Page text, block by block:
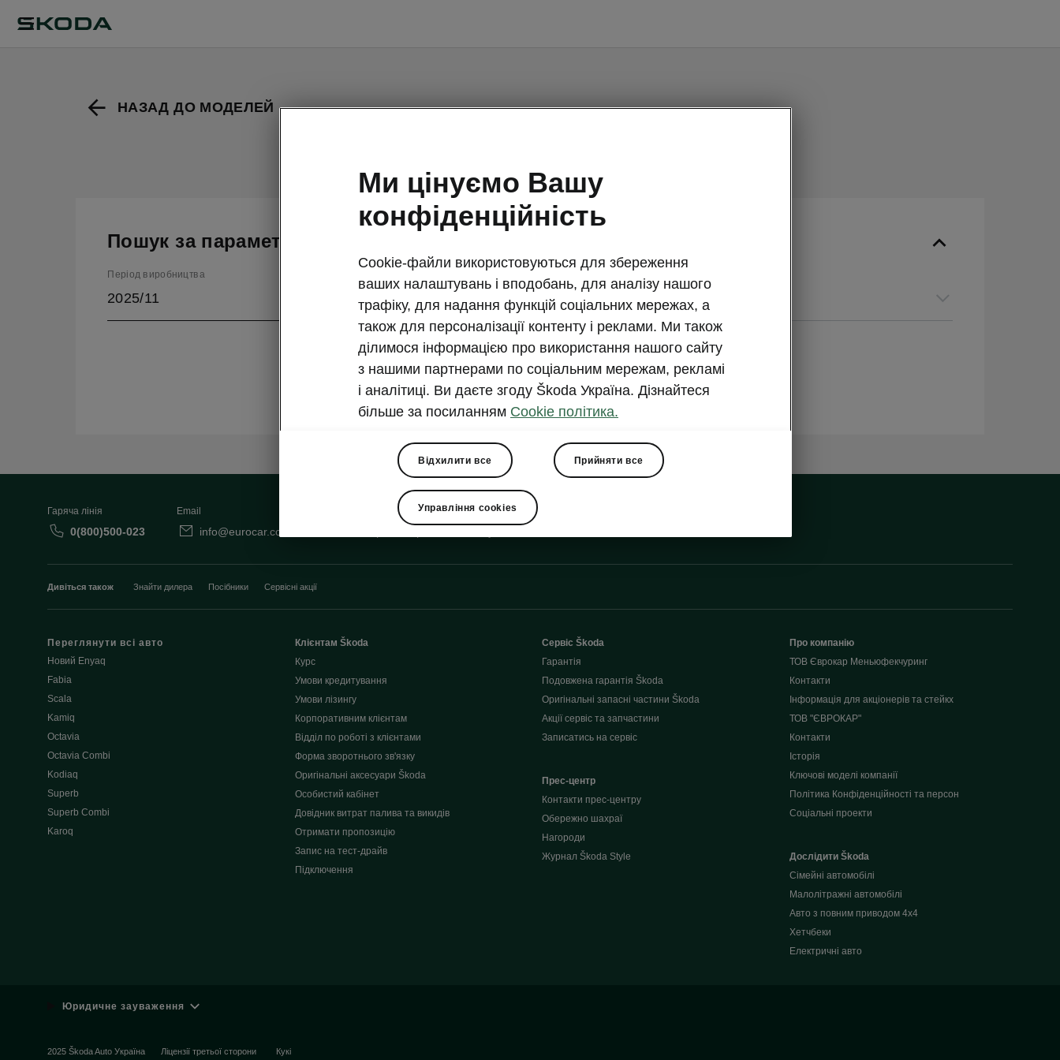
НАЗАД ДО МОДЕЛЕЙ
Kodiaq - Інструкції
Пошук за параметрами
Період виробництва
2025/11
Показати
Гаряча лінія
0(800)500-023
Email
info@eurocar.com.ua
Дивіться також Знайти дилера Посібники Сервісні акції
Переглянути всі авто
Новий Enyaq
Fabia
Scala
Kamiq
Octavia
Octavia Combi
Kodiaq
Superb
Superb Combi
Karoq
Клієнтам Škoda
Курс
Умови кредитування
Умови лізингу
Корпоративним клієнтам
Відділ по роботі з клієнтами
Форма зворотнього зв'язку
Оригінальні аксесуари Škoda
Особистий кабінет
Довідник витрат палива та викидів
Отримати пропозицію
Запис на тест-драйв
Підключення
Сервіс Škoda
Гарантія
Подовжена гарантія Škoda
Оригінальні запасні частини Škoda
Акції сервіс та запчастини
Записатись на сервіс
Прес-центр
Контакти прес-центру
Обережно шахраї
Нагороди
Журнал Škoda Style
Про компанію
ТОВ Єврокар Меньюфекчуринг
Контакти
Інформація для акціонерів та стейкх
ТОВ "ЄВРОКАР"
Контакти
Історія
Ключові моделі компанії
Політика Конфіденційності та персон
Соціальні проекти
Дослідити Škoda
Сімейні автомобілі
Малолітражні автомобілі
Авто з повним приводом 4x4
Хетчбеки
Електричні авто
Юридичне зауваження
2025 Škoda Auto Україна Ліцензії третьої сторони Кукі
Ми цінуємо Вашу
конфіденційність
Cookie-файли використовуються для збереження
ваших налаштувань і вподобань, для аналізу нашого
трафіку, для надання функцій соціальних мережах, а
також для персоналізації контенту і реклами. Ми також
ділимося інформацією про використання нашого сайту
з нашими партнерами по соціальним мережам, рекламі
і аналітиці. Ви даєте згоду Škoda Україна. Дізнайтеся
більше за посиланням Cookie політика.
Відхилити все Прийняти все
Управління cookies